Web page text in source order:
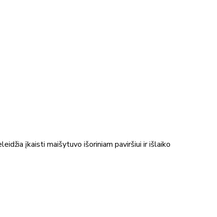
įkaisti maišytuvo išoriniam paviršiui ir išlaiko